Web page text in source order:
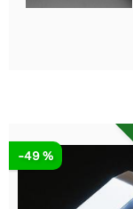
-49 %